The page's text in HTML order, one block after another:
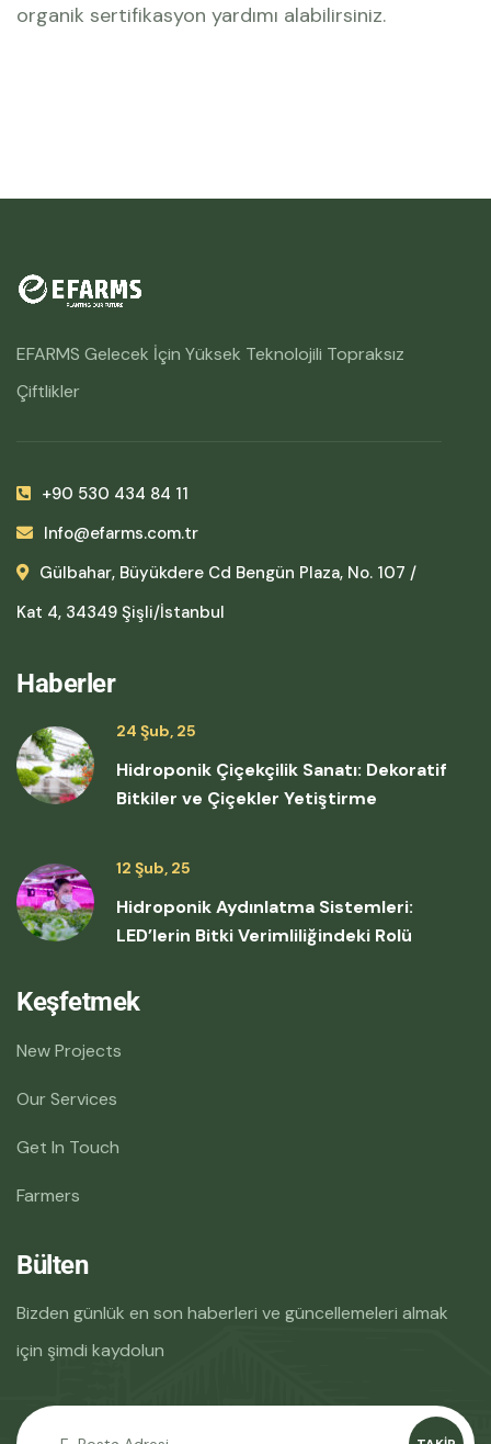
organik sertifikasyon yardımı alabilirsiniz.
EFARMS Gelecek İçin Yüksek Teknolojili Topraksız
Çiftlikler
+90 530 434 84 11
Info@efarms.com.tr
Gülbahar, Büyükdere Cd Bengün Plaza, No. 107 /
Kat 4, 34349 Şişli/İstanbul
Haberler
24 Şub, 25
Hidroponik Çiçekçilik Sanatı: Dekoratif
Bitkiler ve Çiçekler Yetiştirme
12 Şub, 25
Hidroponik Aydınlatma Sistemleri:
LED’lerin Bitki Verimliliğindeki Rolü
Keşfetmek
New Projects
Our Services
Get In Touch
Farmers
Bülten
Bizden günlük en son haberleri ve güncellemeleri almak
için şimdi kaydolun